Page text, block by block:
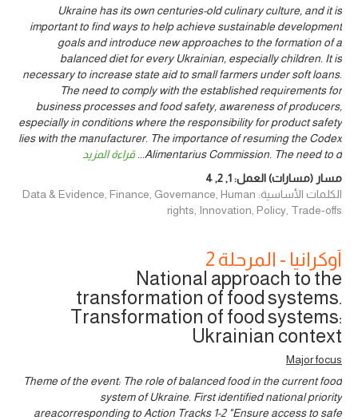
Ukraine has its own centuries-old culinary culture, and it is
important to find ways to help achieve sustainable development
goals and introduce new approaches to the formation of a
balanced diet for every Ukrainian, especially children. It is
necessary to increase state aid to small farmers under soft loans.
The need to comply with the established requirements for
business processes and food safety, awareness of producers,
especially in conditions where the responsibility for product safety
lies with the manufacturer. The importance of resuming the Codex
Alimentarius Commission. The need to d
... قراءة المزيد
مسار (مسارات) العمل:1
,
2
,
4
الكلمات الأساسية: Data & Evidence, Finance, Governance, Human
rights, Innovation, Policy, Trade-offs
أوكرانيا - المرحلة 2
National approach to the
transformation of food systems.
Transformation of food systems:
Ukrainian context
Major focus
Theme of the event: The role of balanced food in the current food
system of Ukraine. First identified national priority
areacorresponding to Action Tracks 1-2 "Ensure access to safe